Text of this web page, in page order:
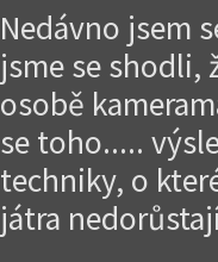
Nedávno jsem
jsme se shodli,
osobě
se toho.....
techniky, o
játra